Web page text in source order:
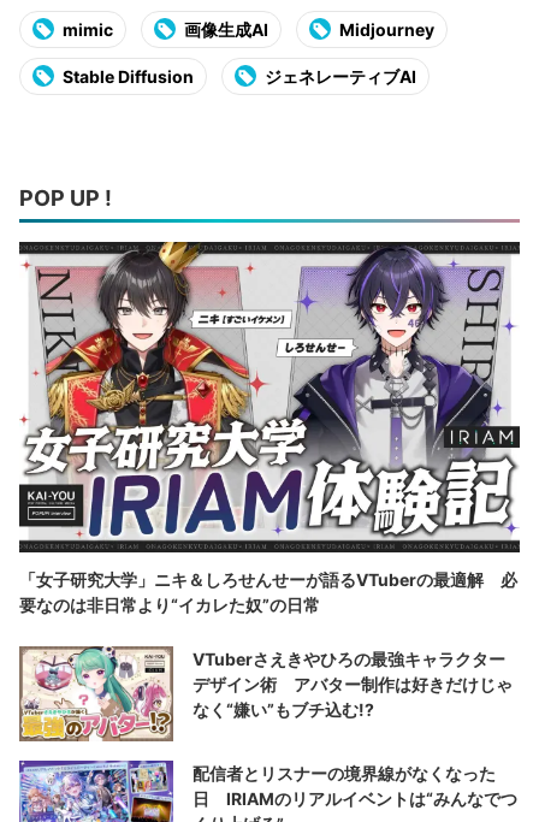
mimic 画像生成AI Midjourney
Stable Diffusion ジェネレーティブAI
POP UP !
「女子研究大学」ニキ＆しろせんせーが語るVTuberの最適解 必
要なのは非日常より“イカレた奴”の日常
VTuberさえきやひろの最強キャラクター
デザイン術 アバター制作は好きだけじゃ
なく“嫌い”もブチ込む!?
配信者とリスナーの境界線がなくなった
日 IRIAMのリアルイベントは“みんなでつ